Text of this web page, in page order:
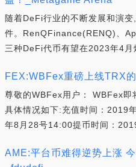
随着DeFi行业的不断发展和演
件。RenQFinance(RENQ)、
三种DeFi代币有望在2023年4月
FEX:WBFex重磅上线TRX
尊敬的WBFex用户： WBFex即
具体情况如下:充值时间：2019
年8月28号14:00提币时间：
AME:平台币难得逆势上涨